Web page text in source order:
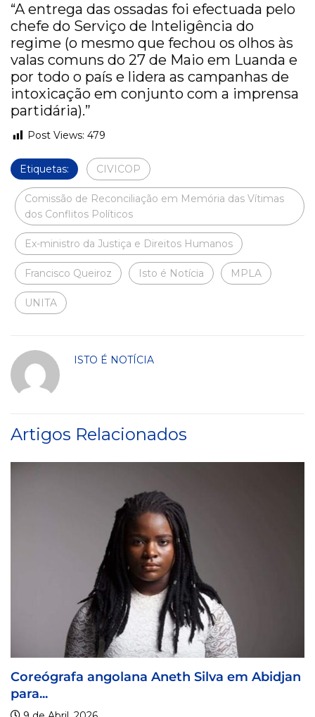
“A entrega das ossadas foi efectuada pelo
chefe do Serviço de Inteligência do
regime (o mesmo que fechou os olhos às
valas comuns do 27 de Maio em Luanda e
por todo o país e lidera as campanhas de
intoxicação em conjunto com a imprensa
partidária).”
Post Views: 479
Etiquetas: CIVICOP
Comissão de Reconciliação em Memória das Vítimas
dos Conflitos Políticos
Ex-ministro da Justiça e Direitos Humanos
Francisco Queiroz Isto é Notícia MPLA
UNITA
ISTO É NOTÍCIA
Artigos Relacionados
Visa For Music 2026 prorroga prazo